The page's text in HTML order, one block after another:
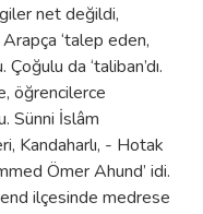
net değildi,
‘talep eden,
Çoğulu da ‘taliban’dı.
öğrencilerce
Sünni İslâm
Kandaharlı, - Hotak
Ömer Ahund’ idi.
ilçesinde medrese